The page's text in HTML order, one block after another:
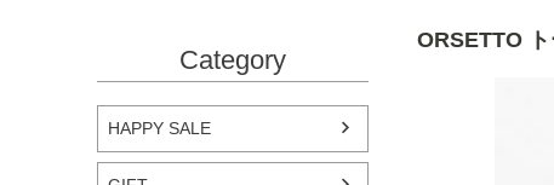
Category
HAPPY SALE
ORSETTO